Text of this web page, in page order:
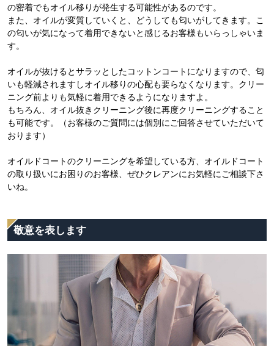
の密着でもオイル移りが発生する可能性があるのです。
また、オイルが変質していくと、どうしても匂いがしてきます。こ
の匂いが気になって着用できないと感じるお客様もいらっしゃいま
す。
オイルが抜けるとサラッとしたコットンコートになりますので、匂
いも軽減されますしオイル移りの心配も要らなくなります。クリー
ニング前よりも気軽に着用できるようになりますよ。
もちろん、オイル抜きクリーニング後に再度クリーニングすること
も可能です。（お客様のご質問には個別にご回答させていただいて
おります）
オイルドコートのクリーニングを希望している方、オイルドコート
の取り扱いにお困りのお客様、ぜひクレアンにお気軽にご相談下さ
いね。
敬意を表します